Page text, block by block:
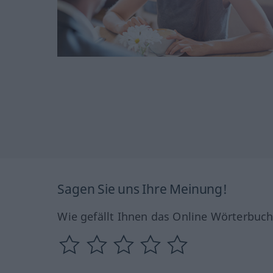
Sagen Sie uns Ihre Meinung!
Wie gefällt Ihnen das Online